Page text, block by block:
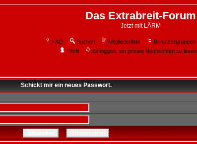
Das Extrabreit-Forum
Jetzt mit LÄRM
FAQ Suchen Mitgliederliste Benutzergruppen
Profil
Einloggen, um private Nachrichten zu lesen
Schickt mir ein neues Passwort.